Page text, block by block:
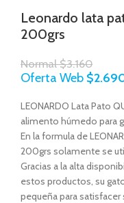
Leonardo lata
200grs
Normal$3.160
Oferta Web $
LEONARDO Lata Pato
alimento húmedo para
En la formula de
200grs solamente se
Gracias a la alta
estos productos, su
pequeña para